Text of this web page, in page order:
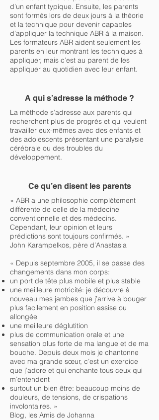
d’un enfant typique. Ensuite, les parents
sont formés lors de deux jours à la théorie
et la technique pour devenir capables
d’appliquer la technique ABR à la maison.
Les formateurs ABR aident seulement les
parents en leur montrant les techniques à
appliquer, mais c’est au parent de les
appliquer au quotidien avec leur enfant.
A qui s’adresse la méthode ?
La méthode s’adresse aux parents qui
recherchent plus de progrès et qui veulent
travailler eux-mêmes avec des enfants et
des adolescents présentant une paralysie
cérébrale ou des troubles du
développement.
Ce qu’en disent les parents
« ABR a une philosophie complètement
différente de celle de la médecine
conventionnelle et des médecins.
Cependant, leur opinion et leurs
prédictions sont toujours confirmés. »
John Karampelkos, père d’Anastasia
« Depuis septembre 2005, il se passe des
changements dans mon corps:
un port de tête plus mobile et plus stable
une meilleure motricité: je découvre à
nouveau mes jambes que j’arrive à bouger
plus facilement en position assise ou
allongée
une meilleure déglutition
plus de communication orale et une
sensation plus forte de ma langue et de ma
bouche. Depuis deux mois je chantonne
avec ma grande sœur, c’est un exercice
que j’adore et qui enchante tous ceux qui
m’entendent
surtout un bien être: beaucoup moins de
douleurs, de tensions, de crispations
involontaires. »
Blog, les Amis de Johanna